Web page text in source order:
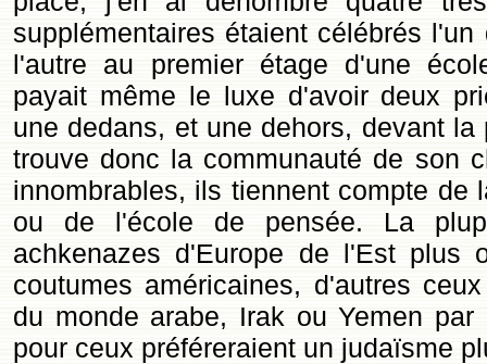
supplémentaires étaient célébrés
l'autre au premier étage d'une
payait même le luxe d'avoir deux
une dedans, et une dehors, devant la
trouve donc la communauté de son
innombrables, ils tiennent compte de
ou de l'école de pensée. La
achkenazes d'Europe de l'Est plus
coutumes américaines, d'autres
du monde arabe, Irak ou Yemen
pour ceux préféreraient un judaïsme